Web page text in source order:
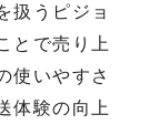
扱うピジョ
とで売り上
使いやすさ
体験の向上